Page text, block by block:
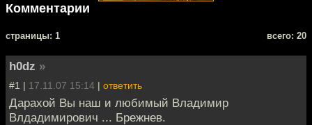
Комментарии
cтраницы: 1 всего: 20
h0dz »
#1 | 17.11.07 15:14 | ответить
Дарахой Вы наш и любимый Владимир
Влдадимирович ... Брежнев.